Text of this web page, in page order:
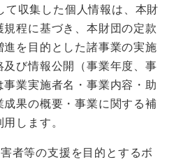
集した個人情報は、本財
程に基づき、本財団の定款
を目的とした諸事業の実施
び情報公開（事業年度、事
業実施者名・事業内容・助
果の概要・事業に関する補
します。
者等の支援を目的とするボ